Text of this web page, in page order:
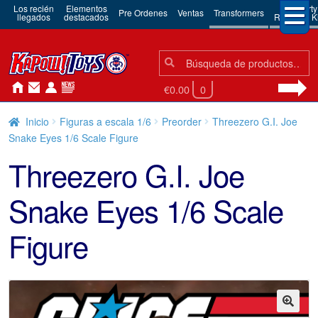
Los recién
llegados
Elementos
destacados Pre Ordenes Ventas Transformers 3rd Party
Robots &
Búsqueda:
Búsqueda
€0.00 0
Inicio Figuras a escala 1/6 Preorder
Threezero G.I. Joe
Snake Eyes 1/6 Scale Figure
Threezero G.I. Joe
Snake Eyes 1/6 Scale
Figure